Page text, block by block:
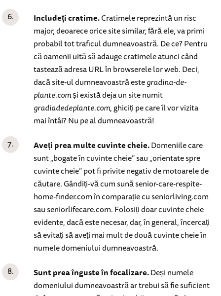
Includeți cratime.Cratimele reprezintă un risc
major, deoarece orice site similar, fără ele, va primi
probabil tot traficul dumneavoastră. De ce? Pentru
că oamenii uită să adauge cratimele atunci când
tastează adresa URL în browserele lor web. Deci,
dacă site-ul dumneavoastră estegradina-de-
plante.comși există deja un site numit
gradiadedeplante.com, ghiciți pe care îl vor vizita
mai întâi? Nu pe al dumneavoastră!
Aveți prea multe cuvinte cheie.Domeniile care
sunt „bogate în cuvinte cheie” sau „orientate spre
cuvinte cheie” pot fi privite negativ de motoarele de
căutare. Gândiți-vă cum sună senior-care-respite-
home-finder.com în comparație cu seniorliving.com
sau seniorlifecare.com. Folosiți doar cuvinte cheie
evidente, dacă este necesar, dar, în general, încercați
să evitați să aveți mai mult de două cuvinte cheie în
numele domeniului dumneavoastră.
Sunt prea înguste în focalizare.Deși numele
domeniului dumneavoastră ar trebui să fie suficient